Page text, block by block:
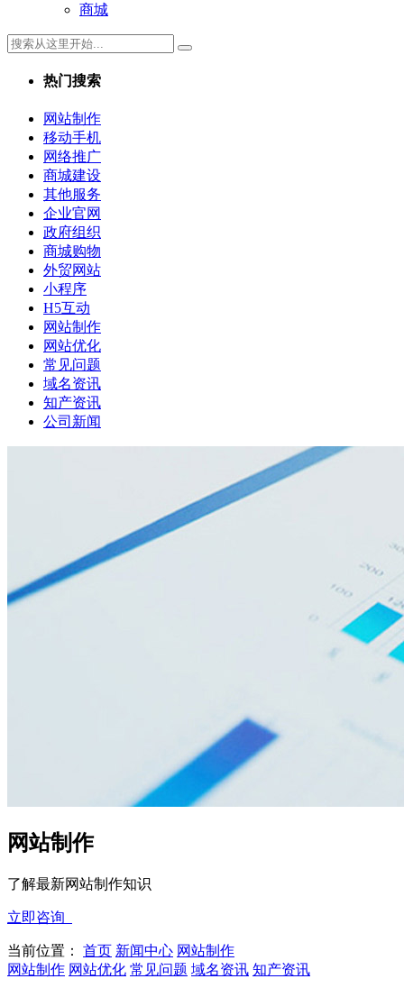
商城
热门搜索
网站制作
移动手机
网络推广
商城建设
其他服务
企业官网
政府组织
商城购物
外贸网站
小程序
H5互动
网站制作
网站优化
常见问题
域名资讯
知产资讯
公司新闻
网站制作
了解最新网站制作知识
立即咨询
当前位置： 首页 新闻中心 网站制作
网站制作 网站优化 常见问题 域名资讯 知产资讯